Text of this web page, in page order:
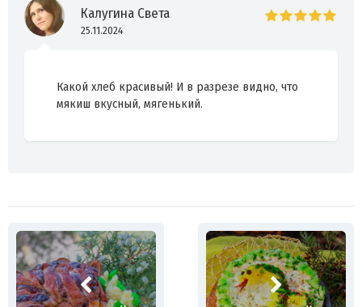
Калугина Света
25.11.2024
Какой хлеб красивый! И в разрезе видно, что
мякиш вкусный, мягенький.